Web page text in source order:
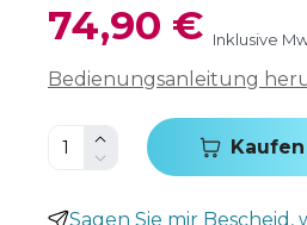
74,90 € Inklusive
Bedienungsanleitung
Kaufen
Sagen Sie mir